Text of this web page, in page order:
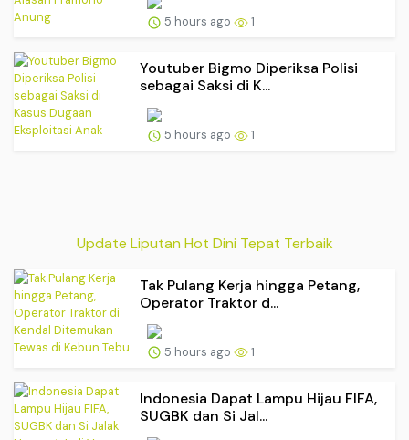
5 hours ago 1
Youtuber Bigmo Diperiksa Polisi
sebagai Saksi di K...
5 hours ago 1
Update Liputan Hot Dini Tepat Terbaik
Tak Pulang Kerja hingga Petang,
Operator Traktor d...
5 hours ago 1
Indonesia Dapat Lampu Hijau FIFA,
SUGBK dan Si Jal...